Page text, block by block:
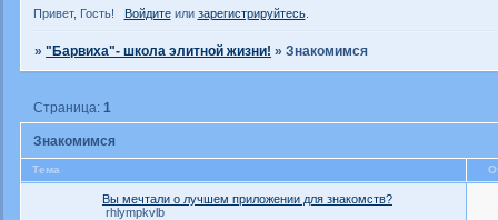
Привет, Гость! Войдитеили зарегистрируйтесь.
»"Барвиха"- школа элитной жизни! »Знакомимся
Знакомимся
Страница: 1
Тема
Вы мечтали о лучшем приложении для знакомств?
rhlympkvlb